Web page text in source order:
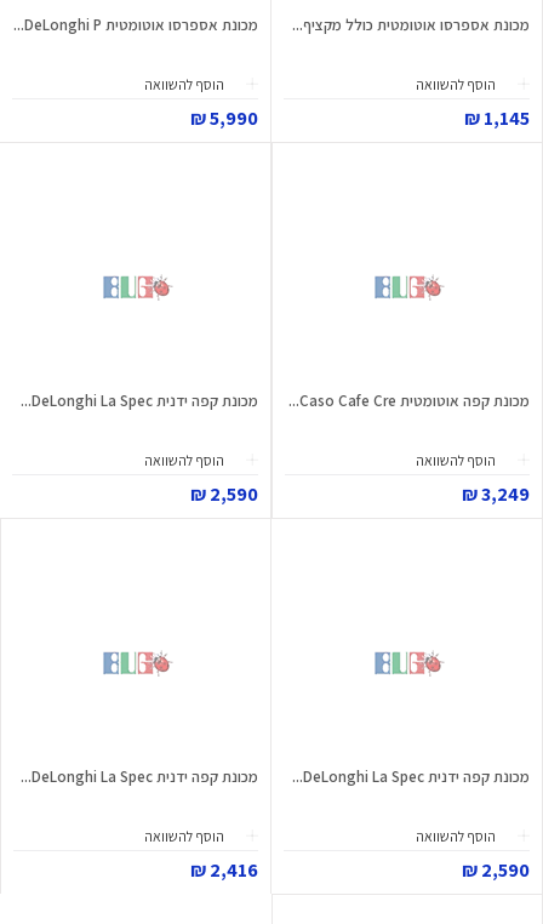
מכונת אספרסו אוטומטית כולל מקציף...
הוסף להשוואה
1,145 ₪
מכונת אספרסו אוטומטית DeLonghi P...
הוסף להשוואה
5,990 ₪
מכונת קפה אוטומטית Caso Cafe Cre...
הוסף להשוואה
3,249 ₪
מכונת קפה ידנית DeLonghi La Spec...
הוסף להשוואה
2,590 ₪
מכונת קפה ידנית DeLonghi La Spec...
הוסף להשוואה
2,590 ₪
מכונת קפה ידנית DeLonghi La Spec...
הוסף להשוואה
2,416 ₪